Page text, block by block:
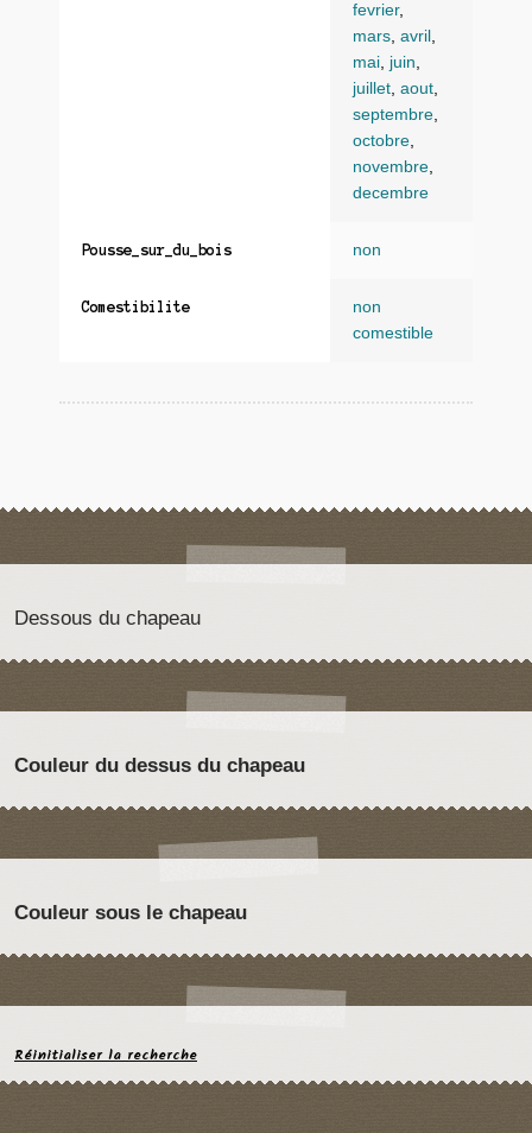
fevrier,
mars, avril ,
mai, juin,
juillet, aout,
septembre,
octobre,
novembre,
decembre
Pousse_sur_du_bois non
Comestibilite
non
comestible
Dessous du chapeau
Couleur du dessus du chapeau
Couleur sous le chapeau
Réinitialiser la recherche